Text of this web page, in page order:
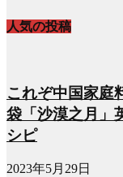
人気の投稿
これぞ中国家庭
袋「沙漠之月」
シピ
2023年5月29日